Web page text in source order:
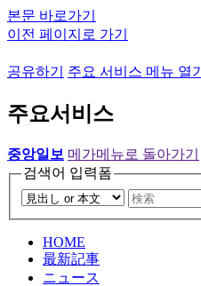
본문 바로가기
이전 페이지로 가기
공유하기 주요 서비스 메뉴 열기
주요서비스
중앙일보 메가메뉴로 돌아가기
검색어 입력폼
HOME
最新記事
ニュース